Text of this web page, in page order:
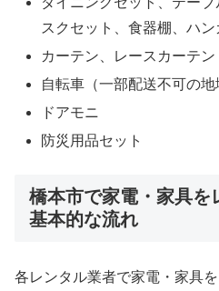
スクセット、食器棚、ハ
カーテン、レースカーテン
自転車（一部配送不可の地
ドアモニ
防災用品セット
橋本市で家電・家具を
基本的な流れ
各レンタル業者で家電・家具